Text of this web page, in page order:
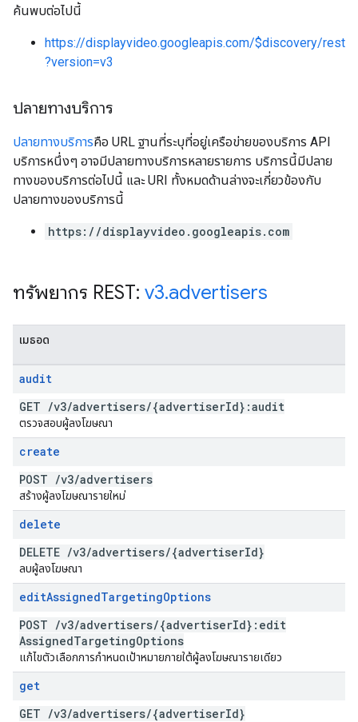
ค้นพบต่อไปนี้
https://displayvideo.googleapis.com/$discovery/rest
?version=v3
ปลายทางบริการ
ปลายทางบริการคือ URL ฐานที่ระบุที่อยู่เครือข่ายของบริการ API
บริการหนึ่งๆ อาจมีปลายทางบริการหลายรายการ บริการนี้มีปลาย
ทางของบริการต่อไปนี้ และ URI ทั้งหมดด้านล่างจะเกี่ยวข้องกับ
ปลายทางของบริการนี้
https://displayvideo.googleapis.com
ทรัพยากร REST: v3.advertisers
เมธอด
audit
GET /v3/advertisers/{advertiserId}:audit
ตรวจสอบผู้ลงโฆษณา
create
POST /v3/advertisers
สร้างผู้ลงโฆษณารายใหม่
delete
DELETE /v3/advertisers/{advertiserId}
ลบผู้ลงโฆษณา
editAssignedTargetingOptions
POST /v3/advertisers/{advertiserId}:edit
AssignedTargetingOptions
แก้ไขตัวเลือกการกำหนดเป้าหมายภายใต้ผู้ลงโฆษณารายเดียว
get
GET /v3/advertisers/{advertiserId}